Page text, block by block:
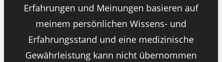
Erfahrungen und Meinungen basieren auf
meinem persönlichen Wissens- und
Erfahrungsstand und eine medizinische
Gewährleistung kann nicht übernommen